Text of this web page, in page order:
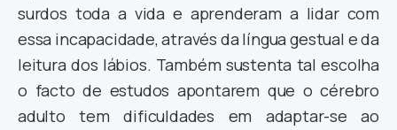
surdos toda a vida e aprenderam a lidar com
essa incapacidade, através da língua gestual e da
leitura dos lábios. Também sustenta tal escolha
o facto de estudos apontarem que o cérebro
adulto tem dificuldades em adaptar-se ao